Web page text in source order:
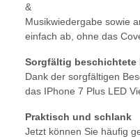
&
Musikwiedergabe sowie
einfach ab, ohne das
Sorgfältig beschichtete
Dank der sorgfältigen
das IPhone 7 Plus LED
Praktisch und schlank
Jetzt können Sie häufig